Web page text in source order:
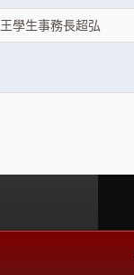
王學生事務長超弘